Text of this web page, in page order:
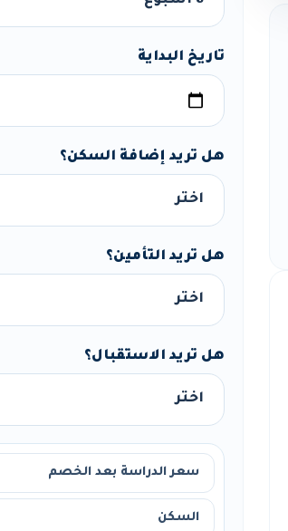
تاريخ البداية
هل تريد إضافة السكن؟
هل تريد التأمين؟
هل تريد الاستقبال؟
سعر الدراسة بعد الخصم
السكن